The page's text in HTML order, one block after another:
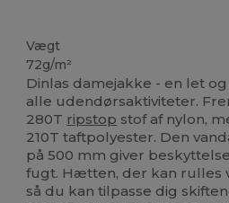
Vægt
72g/m²
Dinlas damejakke - en let
alle udendørsaktiviteter.
280T ripstop stof af nylon,
210T taftpolyester. Den
på 500 mm giver
fugt. Hætten, der kan rulles
så du kan tilpasse dig